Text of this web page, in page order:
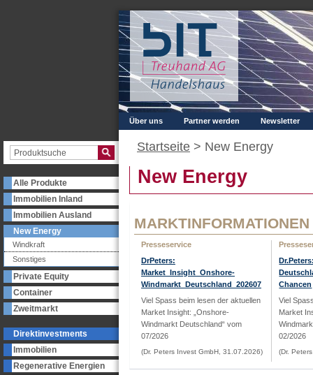
Alle Produkte
Immobilien Inland
Immobilien Ausland
New Energy
Windkraft
Sonstiges
Private Equity
Container
Zweitmarkt
Direktinvestments
Immobilien
Regenerative Energien
Über uns Partner werden Newsletter
Startseite > New Energy
New Energy
MARKTINFORMATIONEN
Presseservice
DrPeters:
Market_Insight_Onshore-
Windmarkt_Deutschland_202607
Viel Spass beim lesen der aktuellen
Market Insight: „Onshore-
Windmarkt Deutschland“ vom
07/2026
(Dr. Peters Invest GmbH, 31.07.2026)
Chancen
Viel
Market
02/2026
(Dr.